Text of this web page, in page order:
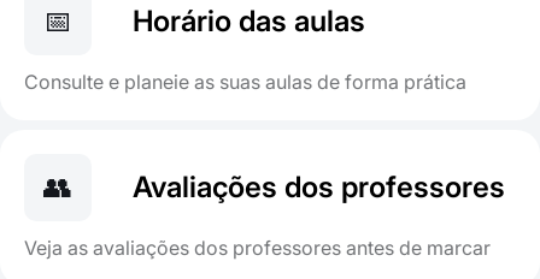
📅 Horário das aulas
Consulte e planeie as suas aulas de forma prática
👥 Avaliações dos professores
Veja as avaliações dos professores antes de marcar